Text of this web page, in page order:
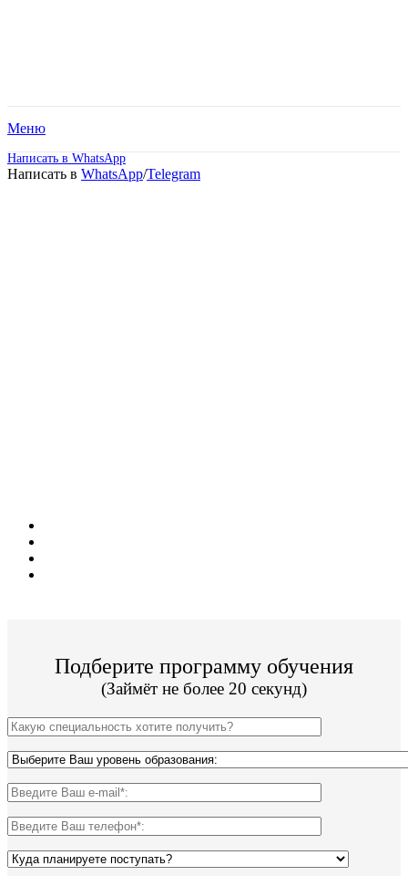
Меню
Написать в WhatsApp
Написать в WhatsApp/Telegram
Подберите программу обучения
(Займёт не более 20 секунд)